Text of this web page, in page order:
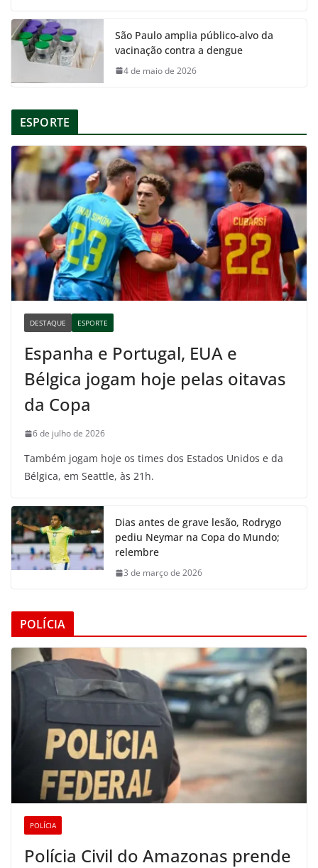
São Paulo amplia público-alvo da
vacinação contra a dengue
4 de maio de 2026
ESPORTE
DESTAQUE ESPORTE
Espanha e Portugal, EUA e
Bélgica jogam hoje pelas oitavas
da Copa
6 de julho de 2026
Também jogam hoje os times dos Estados Unidos e da
Bélgica, em Seattle, às 21h.
Dias antes de grave lesão, Rodrygo
pediu Neymar na Copa do Mundo;
relembre
3 de março de 2026
POLÍCIA
POLÍCIA
Polícia Civil do Amazonas prende